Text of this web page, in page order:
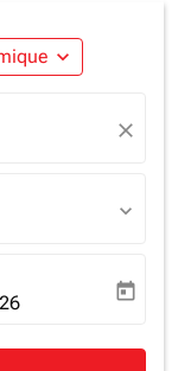
expand_more
close
expand_more
return-date-aria-
today